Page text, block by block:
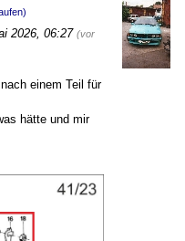
2026, 06:27 (vor
einem Teil für
hätte und mir